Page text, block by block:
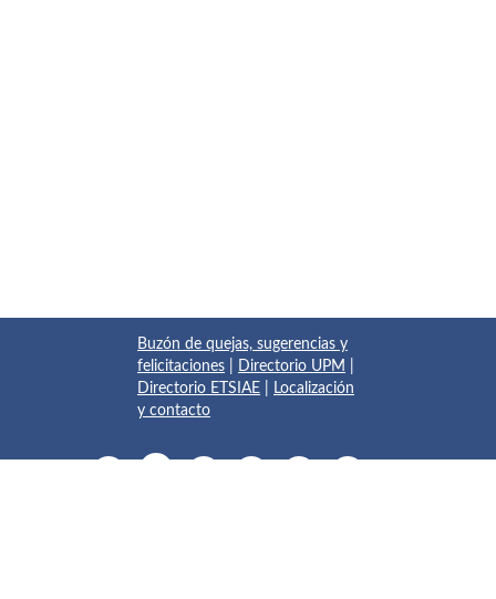
Buzón de quejas, sugerencias y
felicitaciones
Directorio UPM
Directorio ETSIAE
Localización
y contacto